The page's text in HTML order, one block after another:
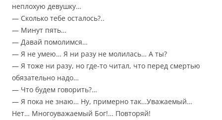
неплохую девушку…
— Сколько тебе осталось?..
— Минут пять…
— Давай помолимся…
— Я не умею… Я ни разу не молилась… А ты?
— Я тоже ни разу, но где-то читал, что перед смертью
обязательно надо…
— Что будем говорить?…
— Я пока не знаю… Ну, примерно так…Уважаемый…
Нет… Многоуважаемый Бог!… Повторяй!